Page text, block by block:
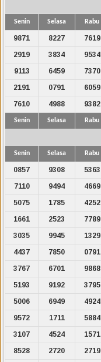
Senin Selasa Rabu
9871 8227 7619
2919
3834 9534
9113
6459 7370
2191
0791 6059
7610
4988 9382
Senin Selasa Rabu
Senin Selasa Rabu
0857 9308 5363
7110
9494 4669
5075
1785 4252
1661
2523 7789
3035
9945 1329
4437
7850 0791
3767
6701 9868
5193
9192 3795
5006
6949 4924
9572
1711 5884
3107
4524 1571
8528
2720 2719